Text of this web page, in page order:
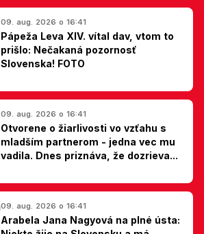
09. aug. 2026 o 16:41
Pápeža Leva XIV. vítal dav, vtom to
prišlo: Nečakaná pozornosť
Slovenska! FOTO
09. aug. 2026 o 16:41
Otvorene o žiarlivosti vo vzťahu s
mladším partnerom - jedna vec mu
vadila. Dnes priznáva, že dozrieva...
09. aug. 2026 o 16:41
Arabela Jana Nagyová na plné ústa: